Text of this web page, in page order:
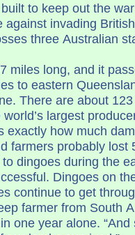
to keep out the
against invading
three Australian
miles long, and it
to eastern
There are about
largest
exactly how much
farmers probably lost
dingoes during the
Dingoes on
continue to get
farmer from South
one year alone.